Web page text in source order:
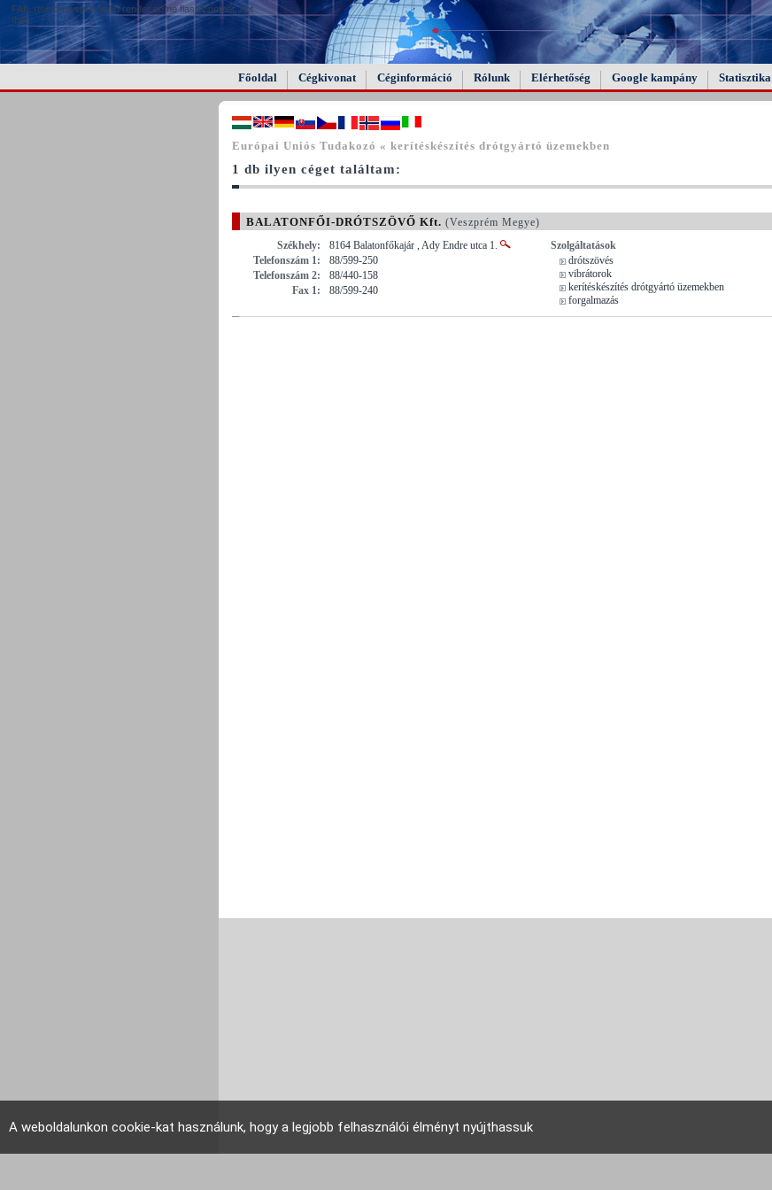
FAIL (the browser should render some flash content, not
this).
Főoldal Cégkivonat Céginformáció Rólunk Elérhetőség Google kampány Statisztika
Európai Uniós Tudakozó « kerítéskészítés drótgyártó üzemekben
1 db ilyen céget találtam:
BALATONFŐI-DRÓTSZÖVŐ Kft. (Veszprém Megye)
Székhely:
8164 Balatonfőkajár , Ady Endre utca 1.
Telefonszám 1:
88/599-250
Telefonszám 2:
88/440-158
Fax 1:
88/599-240
Szolgáltatások
drótszövés
vibrátorok
kerítéskészítés drótgyártó üzemekben
forgalmazás
A weboldalunkon cookie-kat használunk, hogy a legjobb felhasználói élményt nyújthassuk